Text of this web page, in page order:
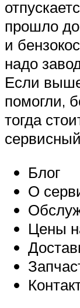
прошло
и
надо
Если
помогли,
тогда
Блог
О
Цены